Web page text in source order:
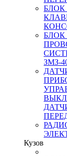
БЛОК
БЛОК
ЗМЗ-
Кузов